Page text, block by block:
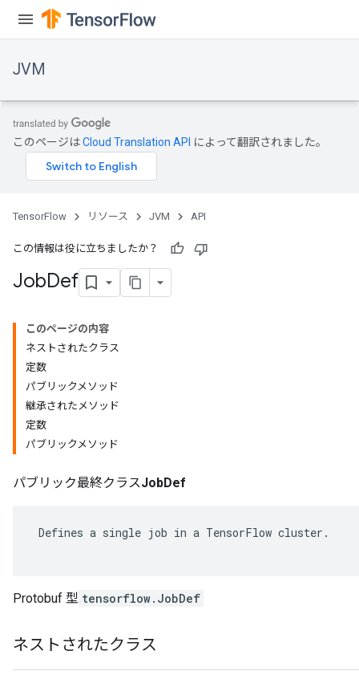
JVM
このページはCloud Translation API によって翻訳されました。
TensorFlow リソース JVM API
この情報は役に立ちましたか？
JobDef
このページの内容
ネストされたクラス
定数
パブリックメソッド
継承されたメソッド
定数
パブリックメソッド
パブリック最終クラスJobDef
Defines a single job in a TensorFlow cluster.
Protobuf 型 tensorflow.JobDef
ネストされたクラス